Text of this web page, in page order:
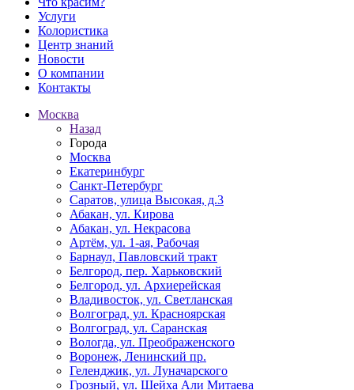
Услуги
Колористика
Центр знаний
Новости
О компании
Контакты
Москва
Назад
Города
Москва
Екатеринбург
Санкт-Петербург
Саратов, улица Высокая, д.3
Абакан, ул. Кирова
Абакан, ул. Некрасова
Артём, ул. 1-ая, Рабочая
Барнаул, Павловский тракт
Белгород, пер. Харьковский
Белгород, ул. Архиерейская
Владивосток, ул. Светланская
Волгоград, ул. Красноярская
Волгоград, ул. Саранская
Вологда, ул. Преображенского
Воронеж, Ленинский пр.
Геленджик, ул. Луначарского
Грозный, ул. Шейха Али Митаева